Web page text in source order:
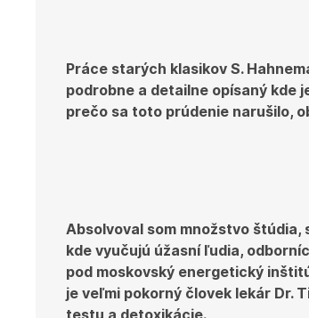
Práce starých klasikov S.
podrobne a detailne opísaný kde
prečo sa toto prúdenie narušilo,
Absolvoval som množstvo štúdia,
kde vyučujú úžasní ľudia,
pod moskovský energetický
je veľmi pokorný človek lekár Dr.
testu a detoxikácie.